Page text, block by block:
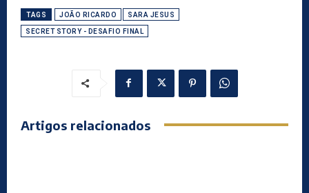
TAGS JOÃO RICARDO SARA JESUS
SECRET STORY - DESAFIO FINAL
Artigos relacionados